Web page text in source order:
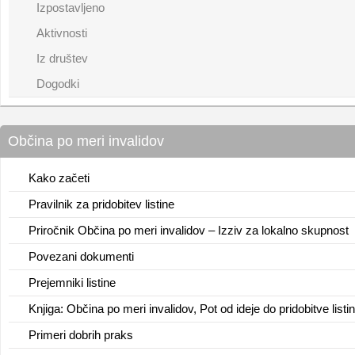
Izpostavljeno
Aktivnosti
Iz društev
Dogodki
Občina po meri invalidov
Kako začeti
Pravilnik za pridobitev listine
Priročnik Občina po meri invalidov – Izziv za lokalno skupnost
Povezani dokumenti
Prejemniki listine
Knjiga: Občina po meri invalidov, Pot od ideje do pridobitve
Primeri dobrih praks